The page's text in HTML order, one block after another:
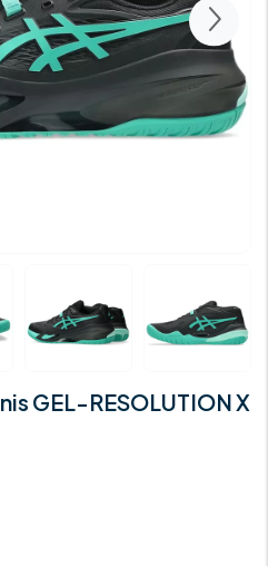
GEL-RESOLUTION X